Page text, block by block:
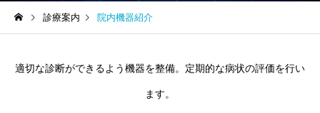
予防接種 訪問診療・
診療案内 院内機器紹介
適切な診断ができるよう機器を整備。定期的な病状の評価を行い
ます。